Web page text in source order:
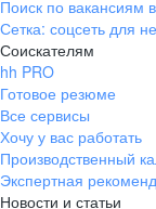
Поиск по вакансиям
Сетка: соцсеть для
Соискателям
hh PRO
Готовое резюме
Все сервисы
Хочу у вас работать
Производственный
Экспертная
Новости и статьи